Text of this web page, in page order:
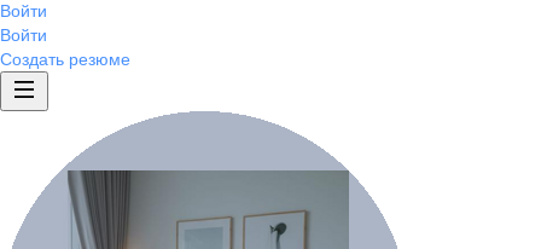
Войти
Войти
Создать резюме